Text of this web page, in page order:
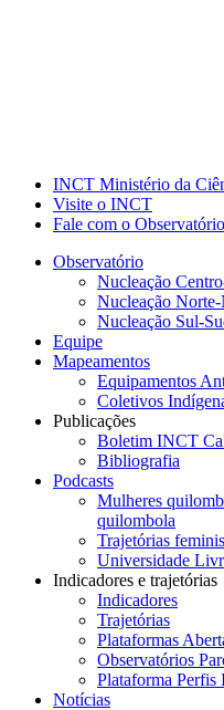
INCT Ministério da
Visite o INCT
Fale com o Observatório
Observatório
Nucleação
Nucleação
Nucleação Sul-
Equipe
Mapeamentos
Equipamentos
Coletivos
Publicações
Boletim INCT
Bibliografia
Podcasts
Mulheres
quilombola
Trajetórias
Universidade
Indicadores e trajetórias
Indicadores
Trajetórias
Plataformas
Observatórios
Plataforma Perfis
Notícias